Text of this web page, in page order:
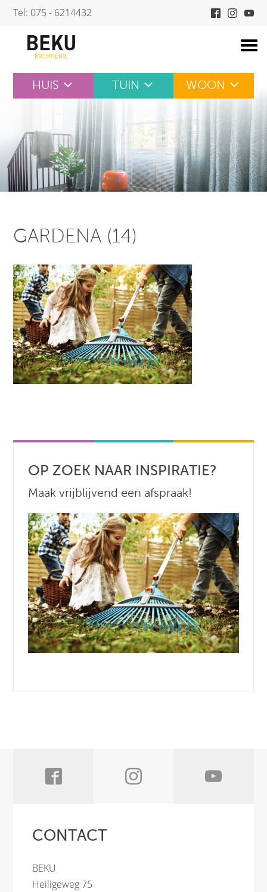
Skip
content
Tel: 075 - 6214432
HUIS TUIN WOON
GARDENA (14)
OP ZOEK NAAR INSPIRATIE?
Maak vrijblijvend een afspraak!
CONTACT
BEKU
Heiligeweg 75